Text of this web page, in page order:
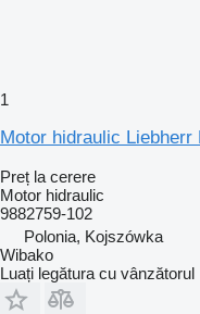
1
Motor hidraulic Liebherr
Preț la cerere
Motor hidraulic
9882759-102
Polonia, Kojszówka
Wibako
Luați legătura cu vânzătorul